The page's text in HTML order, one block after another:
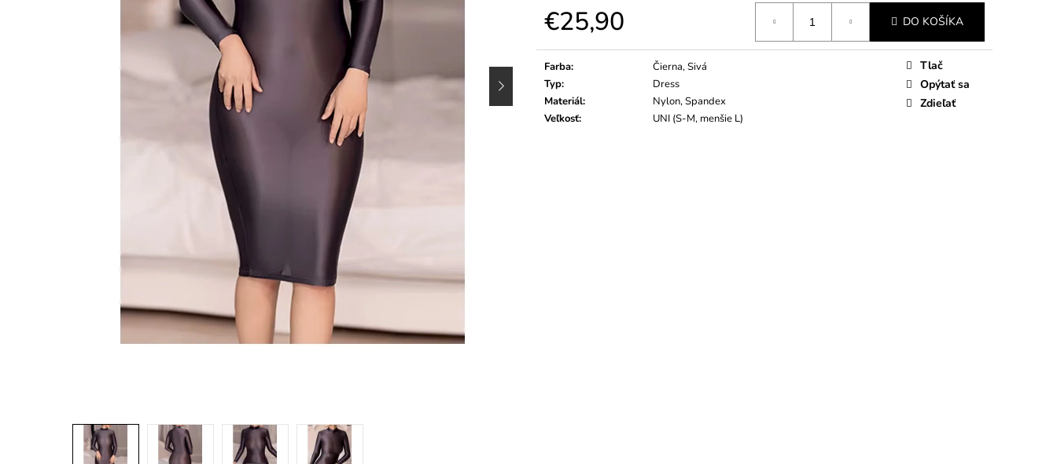
€25,90 DO KOŠÍKA
Farba:
Čierna, Sivá
Typ:
Dress
Materiál:
Nylon, Spandex
Veľkosť: UNI (S-M, menšie L)
Tlač
Opýtať sa
Zdieľať